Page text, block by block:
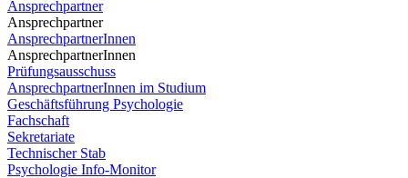
Ansprechpartner
Ansprechpartner
AnsprechpartnerInnen
AnsprechpartnerInnen
Prüfungsausschuss
AnsprechpartnerInnen im Studium
Geschäftsführung Psychologie
Fachschaft
Sekretariate
Technischer Stab
Psychologie Info-Monitor